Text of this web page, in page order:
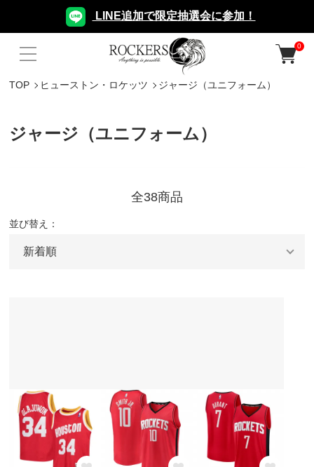
LINE追加で限定抽選会に参加！
0
TOP ヒューストン・ロケッツ ジャージ（ユニフォーム）
ジャージ（ユニフォーム）
全38商品
並び替え：